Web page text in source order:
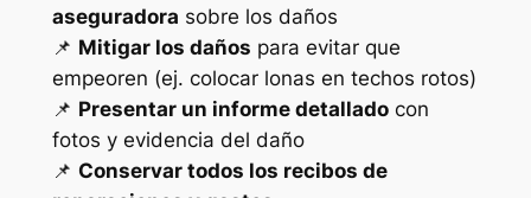
aseguradora sobre los daños
📌 Mitigar los daños para evitar que
empeoren (ej. colocar lonas en techos rotos)
📌 Presentar un informe detalladocon
fotos y evidencia del daño
📌 Conservar todos los recibos de